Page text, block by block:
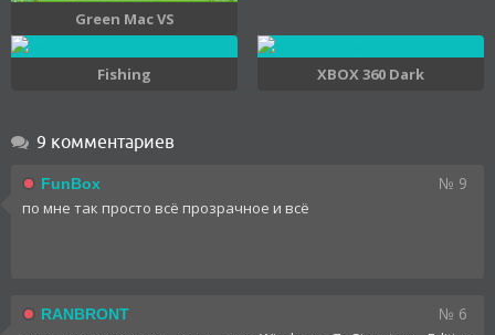
Green Mac VS
Fishing XBOX 360 Dark
9 комментариев
FunBox № 9
по мне так просто всё прозрачное и всё
RANBRONT № 6